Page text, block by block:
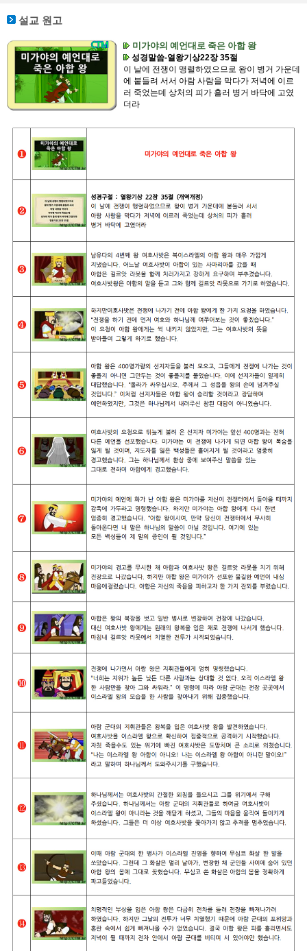
설교 원고
미가야의 예언대로 죽은 아합 왕
성경말씀-열왕기상22장 35절
이 날에 전쟁이 맹렬하였으므로 왕이 병거 가운데
에 붙들려 서서 아람 사람을 막다가 저녁에 이르
러 죽었는데 상처의 피가 흘러 병거 바닥에 고였
더라